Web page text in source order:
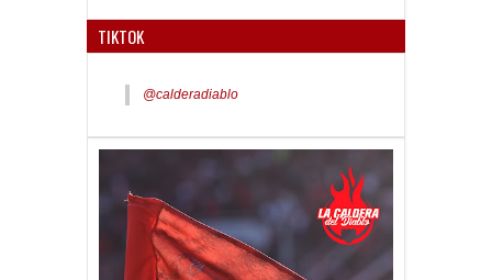
TIKTOK
@calderadiablo